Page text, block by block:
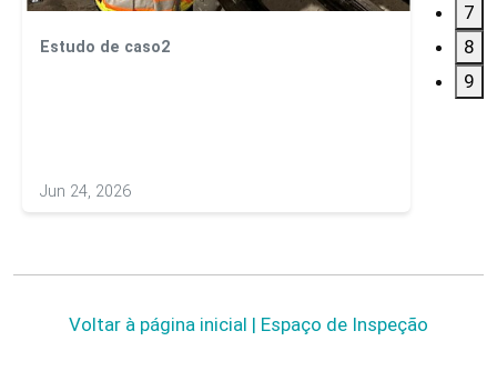
Estudo de caso2
Jun 24, 2026
7
8
9
Voltar à página inicial | Espaço de Inspeção